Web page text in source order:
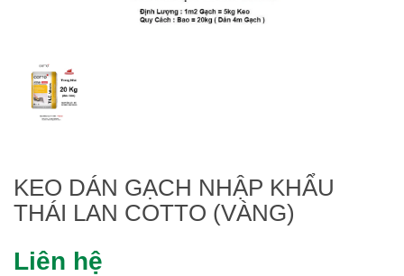
KEO DÁN GẠCH NHẬP KHẨU
THÁI LAN COTTO (VÀNG)
Liên hệ